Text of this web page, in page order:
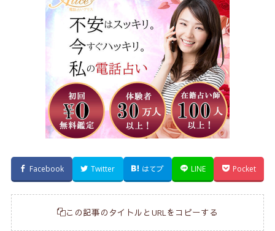
Facebook Twitter はてブ LINE Pocket
この記事のタイトルとURLをコピーする